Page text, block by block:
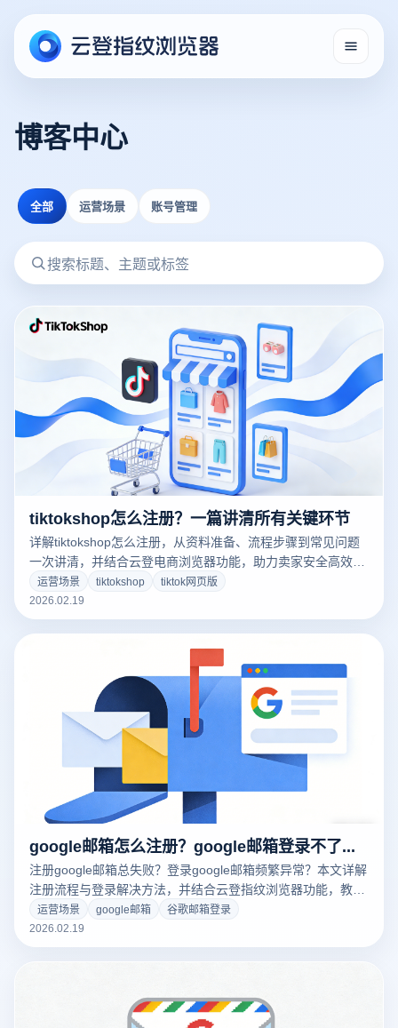
博客中心
全部 运营场景 账号管理
tiktokshop怎么注册？一篇讲清所有关键环节
详解tiktokshop怎么注册，从资料准备、流程步骤到常见问题
一次讲清，并结合云登电商浏览器功能，助力卖家安全高效完
成注册与多账号运营。
运营场景 tiktokshop
tiktok网页版
2026.02.19
google邮箱怎么注册？google邮箱登录不了怎么办？
注册google邮箱总失败？登录google邮箱频繁异常？本文详解
注册流程与登录解决方法，并结合云登指纹浏览器功能，教你
实现多账号稳定管理与长期安全使用。
运营场景 google邮箱
谷歌邮箱登录
2026.02.19